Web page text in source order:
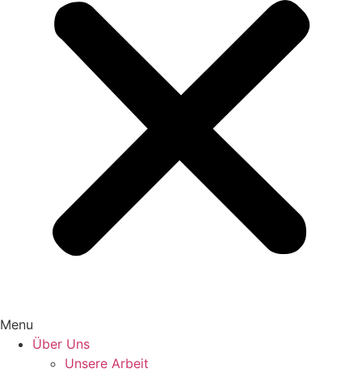
Menu
Über Uns
Unsere Arbeit